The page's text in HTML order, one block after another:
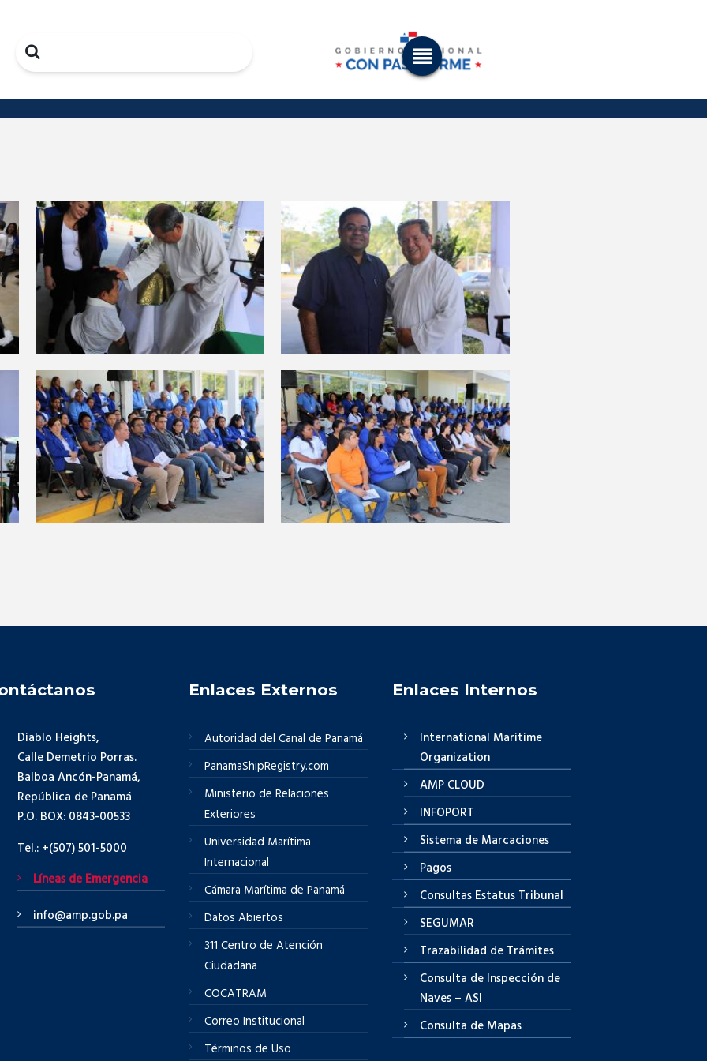
Search
Diablo Heights,
Calle Demetrio Porras.
Balboa Ancón-Panamá,
República de Panamá
P.O. BOX: 0843-00533
Tel.: +(507) 501-5000
Líneas de Emergencia
info@amp.gob.pa
Enlaces Externos
Autoridad del Canal de Panamá
PanamaShipRegistry.com
Ministerio de Relaciones
Exteriores
Universidad Marítima
Internacional
Cámara Marítima de Panamá
Datos Abiertos
311 Centro de Atención
Ciudadana
COCATRAM
Correo Institucional
Términos de Uso
Enlaces Internos
International Maritime
Organization
AMP CLOUD
INFOPORT
Sistema de Marcaciones
Pagos
Consultas Estatus Tribunal
SEGUMAR
Trazabilidad de Trámites
Consulta de Inspección de
Naves – ASI
Consulta de Mapas